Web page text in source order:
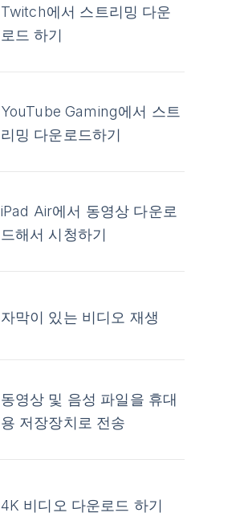
Twitch에서 스트리밍 다운
로드 하기
YouTube Gaming에서 스트
리밍 다운로드하기
iPad Air에서 동영상 다운로
드해서 시청하기
자막이 있는 비디오 재생
동영상 및 음성 파일을 휴대
용 저장장치로 전송
4K 비디오 다운로드 하기